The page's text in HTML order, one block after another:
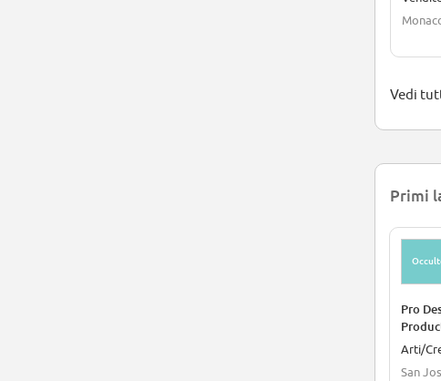
Vedi
Primi
Pro
Arti/
San